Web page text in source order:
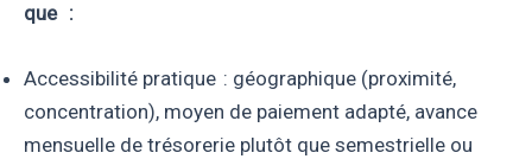
que :
Accessibilité pratique : géographique (proximité,
concentration), moyen de paiement adapté, avance
mensuelle de trésorerie plutôt que semestrielle ou